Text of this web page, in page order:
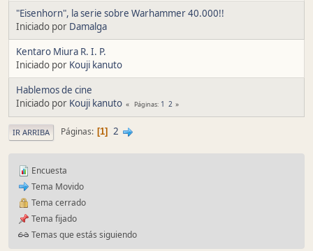
"Eisenhorn", la serie sobre Warhammer 40.000!!
Iniciado por Damalga
Kentaro Miura R. I. P.
Iniciado por Kouji kanuto
Hablemos de cine
Iniciado por Kouji kanuto Páginas 1 2
IR ARRIBA Páginas 1 2
Encuesta
Tema Movido
Tema cerrado
Tema fijado
Temas que estás siguiendo